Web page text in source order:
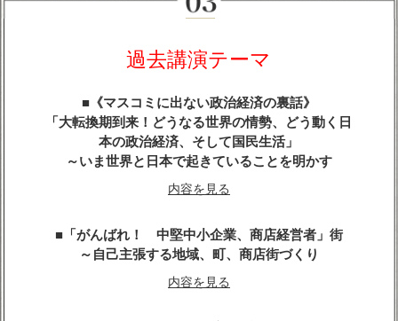
今こそ、躍動感とエネルギーにあふれる勇者が求め
内容を見る
武田信玄の軍師・山本勘助が教える「風林火山」の
兵法に学ぶ経営学
内容を見る
天璋院・篤姫―女の戦（いくさ）
内容を見る
過去講演テーマ
《マスコミに出ない政治経済の裏話》
「大転換期到来！どうなる世界の情勢、どう動く日
本の政治経済、そして国民生活」
～いま世界と日本で起きていることを明かす
内容を見る
「がんばれ！ 中堅中小企業、商店経営者」街
～自己主張する地域、町、商店街づくり
内容を見る